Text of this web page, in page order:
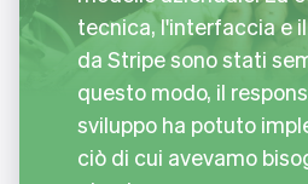
tecnica, l'interfaccia e
da Stripe sono stati
questo modo, il
sviluppo ha potuto
ciò di cui avevamo